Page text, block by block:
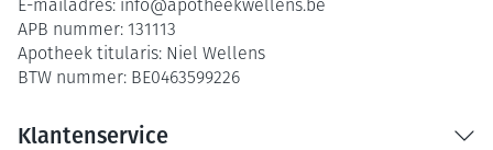
E-mailadres: info@apotheekwellens.be
APB nummer: 131113
Apotheek titularis: Niel Wellens
BTW nummer: BE0463599226
Klantenservice